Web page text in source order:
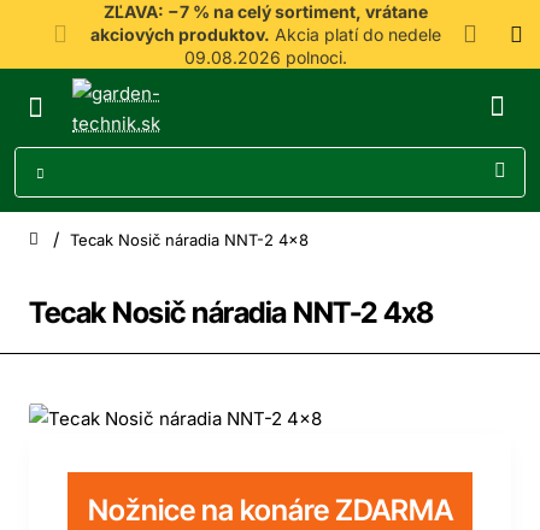
ZĽAVA: −7 % na celý sortiment, vrátane
akciových produktov. Akcia platí do nedele
09.08.2026 polnoci.
Tecak Nosič náradia NNT-2 4x8
Tecak Nosič náradia NNT-2 4x8
Nožnice na konáre ZDARMA